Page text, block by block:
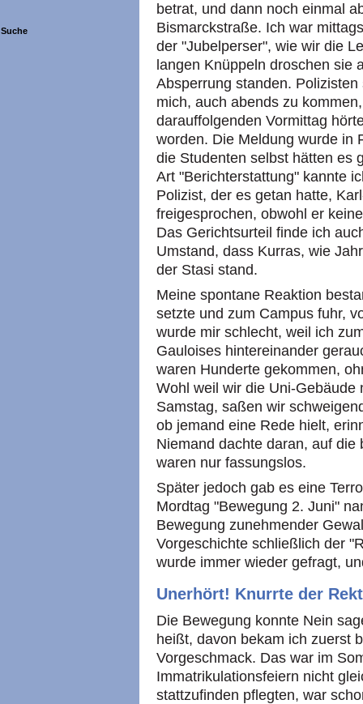
Suche
betrat, und dann noch einmal
Bismarckstraße. Ich war
der "Jubelperser", wie wir die
langen Knüppeln droschen sie
Absperrung standen.
mich, auch abends zu
darauffolgenden Vormittag
worden. Die Meldung wurde in
die Studenten selbst hätten es
Art "Berichterstattung" kannte
Polizist, der es getan hatte,
freigesprochen, obwohl er
Das Gerichtsurteil finde ich
Umstand, dass Kurras, wie
der Stasi stand.
Meine spontane Reaktion
setzte und zum Campus fuhr,
wurde mir schlecht, weil ich
Gauloises hintereinander
waren Hunderte gekommen,
Wohl weil wir die Uni-
Samstag, saßen wir
ob jemand eine Rede hielt,
Niemand dachte daran, auf die
waren nur fassungslos.
Später jedoch gab es eine
Mordtag "Bewegung 2. Juni"
Bewegung zunehmender
Vorgeschichte schließlich der
wurde immer wieder gefragt,
Unerhört! Knurrte der
Die Bewegung konnte Nein
heißt, davon bekam ich zuerst
Vorgeschmack. Das war im
Immatrikulationsfeiern nicht
stattzufinden pflegten, war